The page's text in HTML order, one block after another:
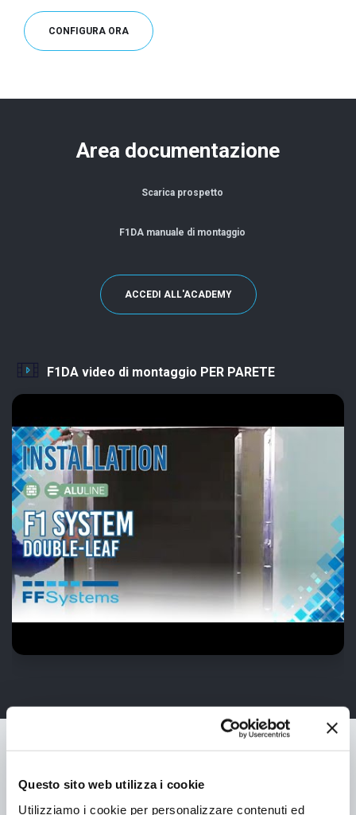
Questo sito web utilizza i cookie
Utilizziamo i cookie per personalizzare contenuti ed
CONFIGURA ORA
Area documentazione
Scarica prospetto
F1DA manuale di montaggio
ACCEDI ALL'ACADEMY
F1DA video di montaggio PER PARETE